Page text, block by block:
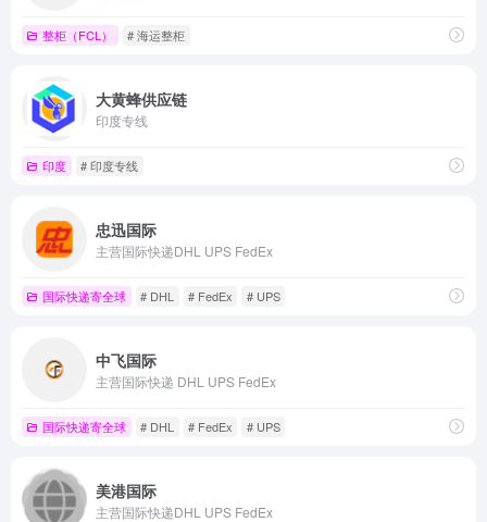
整柜（FCL） # 海运整柜
大黄蜂供应链
印度专线
印度 # 印度专线
忠迅国际
主营国际快递DHL UPS FedEx
国际快递寄全球 # DHL # FedEx # UPS
中飞国际
主营国际快递 DHL UPS FedEx
国际快递寄全球 # DHL # FedEx # UPS
美港国际
主营国际快递DHL UPS FedEx